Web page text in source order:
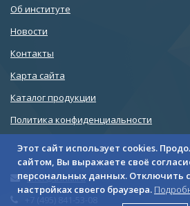
Этот сайт использует cookies.
сайтом, Вы выражаете своё
персональных данных. Отключить
настройках своего браузера.
Об институте
Новости
Контакты
Карта сайта
Каталог продукции
Политика конфиденциальности
liner@triniti.ru